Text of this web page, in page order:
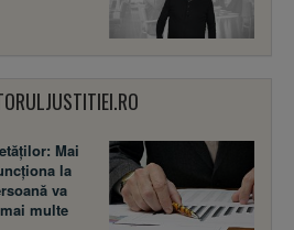
Mai
la
va
multe